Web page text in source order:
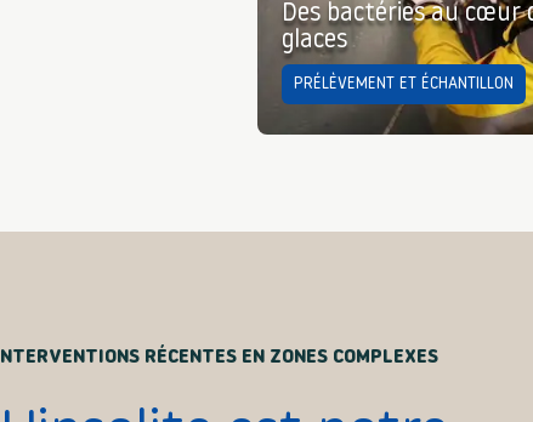
Des bactéries au cœur
glaces
PRÉLÈVEMENT ET ÉCHANTILLON
NTERVENTIONS RÉCENTES EN ZONES COMPLEXES